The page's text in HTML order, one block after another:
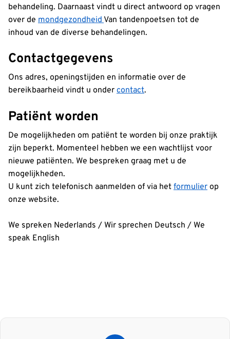
behandeling. Daarnaast vindt u direct antwoord op vragen
over de mondgezondheid Van tandenpoetsen tot de
inhoud van de diverse behandelingen.
Contactgegevens
Ons adres, openingstijden en informatie over de
bereikbaarheid vindt u onder contact.
Patiënt worden
De mogelijkheden om patiënt te worden bij onze praktijk
zijn beperkt. Momenteel hebben we een wachtlijst voor
nieuwe patiënten. We bespreken graag met u de
mogelijkheden.
U kunt zich telefonisch aanmelden of via het formulier op
onze website.
We spreken Nederlands / Wir sprechen Deutsch / We
speak English